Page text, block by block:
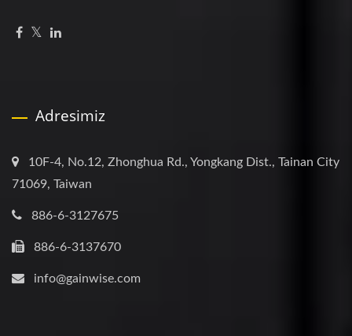
Adresimiz
10F-4, No.12, Zhonghua Rd., Yongkang Dist., Tainan City
71069, Taiwan
886-6-3127675
886-6-3137670
info@gainwise.com